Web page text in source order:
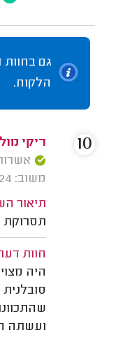
גם בחוות
הלקוח.
ריקי
אשרור: 07/11/
משוב: 04/08/2024
תיאור
תסרוקת
חוות
היה
ועשתה
10